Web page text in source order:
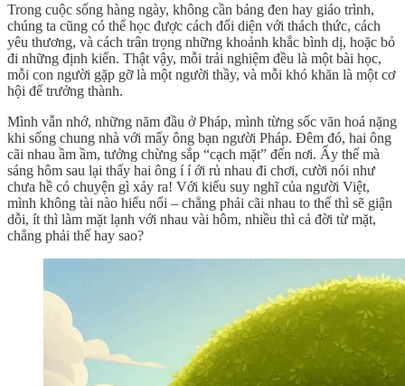
Trong cuộc sống hàng ngày, không cần bảng đen hay giáo trình,
chúng ta cũng có thể học được cách đối diện với thách thức, cách
yêu thương, và cách trân trọng những khoảnh khắc bình dị, hoặc bỏ
đi những định kiến. Thật vậy, mỗi trải nghiệm đều là một bài học,
mỗi con người gặp gỡ là một người thầy, và mỗi khó khăn là một cơ
hội để trưởng thành.
Mình vẫn nhớ, những năm đầu ở Pháp, mình từng sốc văn hoá nặng
khi sống chung nhà với mấy ông bạn người Pháp. Đêm đó, hai ông
cãi nhau ầm ầm, tưởng chừng sắp “cạch mặt” đến nơi. Ấy thế mà
sáng hôm sau lại thấy hai ông í í ới rủ nhau đi chơi, cười nói như
chưa hề có chuyện gì xảy ra! Với kiểu suy nghĩ của người Việt,
mình không tài nào hiểu nổi – chẳng phải cãi nhau to thế thì sẽ giận
dỗi, ít thì làm mặt lạnh với nhau vài hôm, nhiều thì cả đời từ mặt,
chẳng phải thế hay sao?